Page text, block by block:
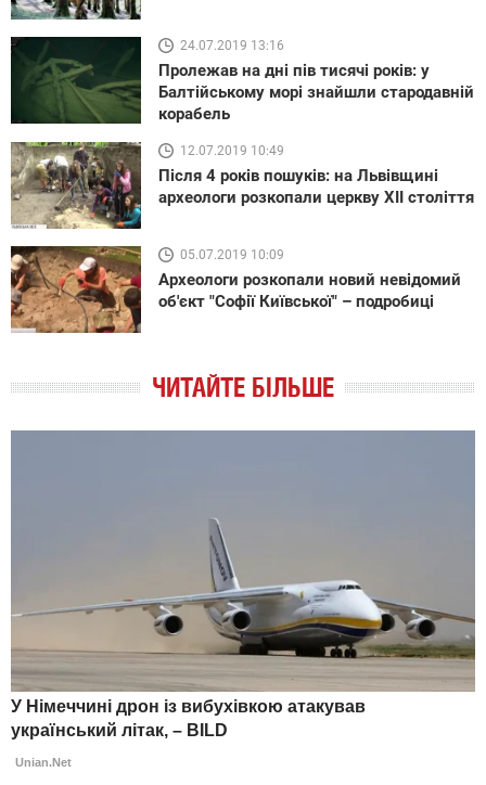
24.07.2019 13:16
Пролежав на дні пів тисячі років: у
Балтійському морі знайшли стародавній
корабель
12.07.2019 10:49
Після 4 років пошуків: на Львівщині
археологи розкопали церкву XII століття
05.07.2019 10:09
Археологи розкопали новий невідомий
об'єкт "Софії Київської" – подробиці
ЧИТАЙТЕ БІЛЬШЕ